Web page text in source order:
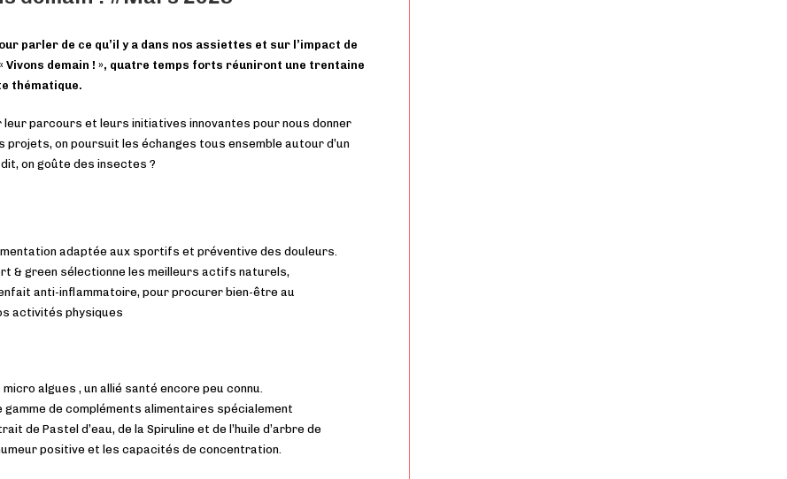
parler de ce qu’il y a dans nos assiettes et sur l’impact de
Vivons demain ! », quatre temps forts réuniront une trentaine
thématique.
parcours et leurs initiatives innovantes pour nous donner
on poursuit les échanges tous ensemble autour d’un
on goûte des insectes ?
adaptée aux sportifs et préventive des douleurs.
& green sélectionne les meilleurs actifs naturels,
anti-inflammatoire, pour procurer bien-être au
activités physiques
micro algues , un allié santé encore peu connu.
gamme de compléments alimentaires spécialement
de Pastel d’eau, de la Spiruline et de l’huile d’arbre de
positive et les capacités de concentration.